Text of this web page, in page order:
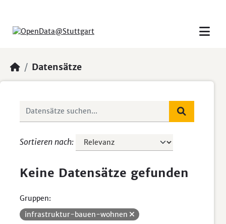
Datensätze
Sortieren nach
Keine Datensätze gefunden
Gruppen:
infrastruktur-bauen-wohnen